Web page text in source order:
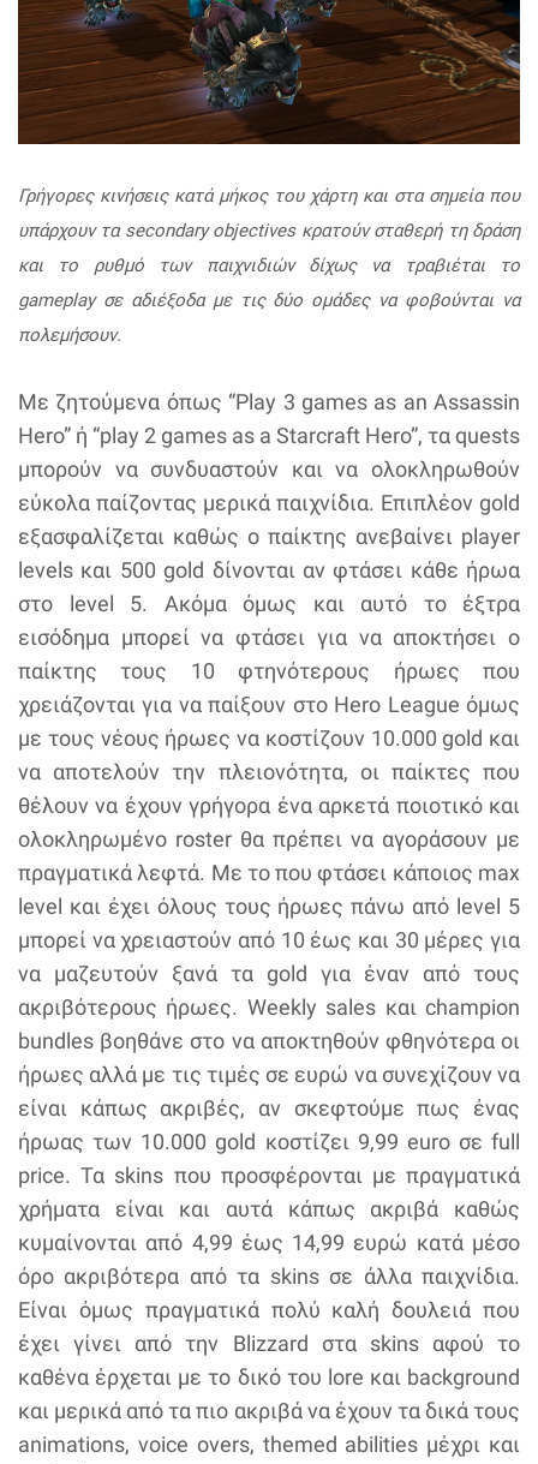
Γρήγορες κινήσεις κατά μήκος του χάρτη και στα σημεία που
υπάρχουν τα secondary objectives κρατούν σταθερή τη δράση
και το ρυθμό των παιχνιδιών δίχως να τραβιέται το
gameplay σε αδιέξοδα με τις δύο ομάδες να φοβούνται να
πολεμήσουν.
Με ζητούμενα όπως “Play 3 games as an Assassin
Hero” ή “play 2 games as a Starcraft Hero”, τα quests
μπορούν να συνδυαστούν και να ολοκληρωθούν
εύκολα παίζοντας μερικά παιχνίδια. Επιπλέον gold
εξασφαλίζεται καθώς ο παίκτης ανεβαίνει player
levels και 500 gold δίνονται αν φτάσει κάθε ήρωα
στο level 5. Ακόμα όμως και αυτό το έξτρα
εισόδημα μπορεί να φτάσει για να αποκτήσει ο
παίκτης τους 10 φτηνότερους ήρωες που
χρειάζονται για να παίξουν στο Hero League όμως
με τους νέους ήρωες να κοστίζουν 10.000 gold και
να αποτελούν την πλειονότητα, οι παίκτες που
θέλουν να έχουν γρήγορα ένα αρκετά ποιοτικό και
ολοκληρωμένο roster θα πρέπει να αγοράσουν με
πραγματικά λεφτά. Με το που φτάσει κάποιος max
level και έχει όλους τους ήρωες πάνω από level 5
μπορεί να χρειαστούν από 10 έως και 30 μέρες για
να μαζευτούν ξανά τα gold για έναν από τους
ακριβότερους ήρωες. Weekly sales και champion
bundles βοηθάνε στο να αποκτηθούν φθηνότερα οι
ήρωες αλλά με τις τιμές σε ευρώ να συνεχίζουν να
είναι κάπως ακριβές, αν σκεφτούμε πως ένας
ήρωας των 10.000 gold κοστίζει 9,99 euro σε full
price. Τα skins που προσφέρονται με πραγματικά
χρήματα είναι και αυτά κάπως ακριβά καθώς
κυμαίνονται από 4,99 έως 14,99 ευρώ κατά μέσο
όρο ακριβότερα από τα skins σε άλλα παιχνίδια.
Είναι όμως πραγματικά πολύ καλή δουλειά που
έχει γίνει από την Blizzard στα skins αφού το
καθένα έρχεται με το δικό του lore και background
και μερικά από τα πιο ακριβά να έχουν τα δικά τους
animations, voice overs, themed abilities μέχρι και